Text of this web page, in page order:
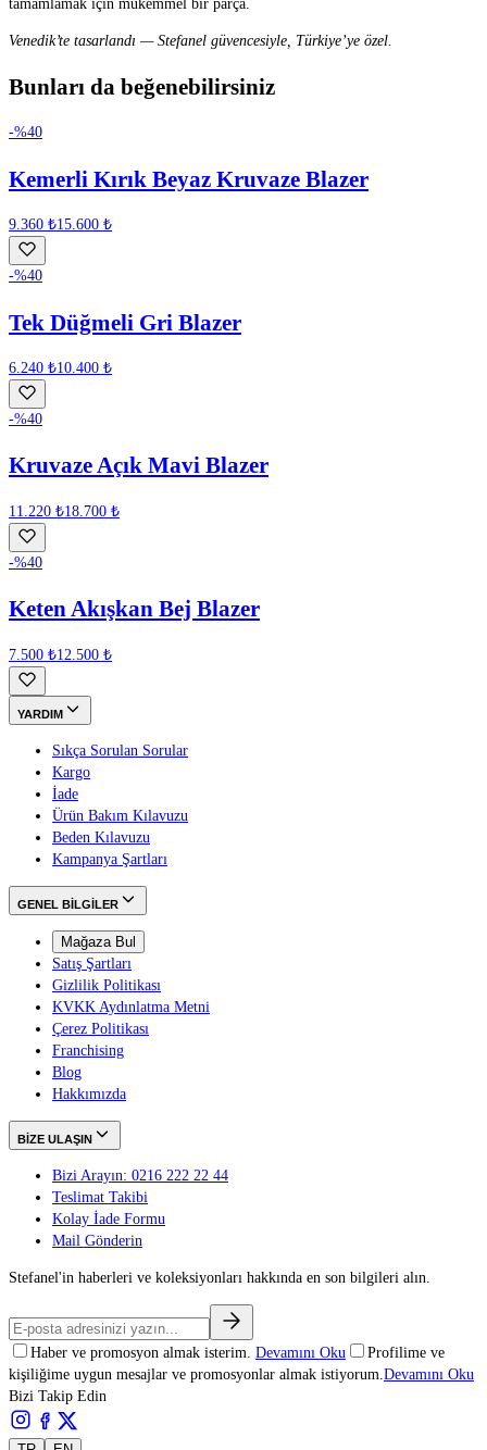
tamamlamak için mükemmel bir parça.
Venedik’te tasarlandı — Stefanel güvencesiyle, Türkiye’ye özel.
Bunları da beğenebilirsiniz
-%40
Kemerli Kırık Beyaz Kruvaze Blazer
9.360 ₺15.600 ₺
-%40
Tek Düğmeli Gri Blazer
6.240 ₺10.400 ₺
-%40
Kruvaze Açık Mavi Blazer
11.220 ₺18.700 ₺
-%40
Keten Akışkan Bej Blazer
7.500 ₺12.500 ₺
YARDIM
Sıkça Sorulan Sorular
Kargo
İade
Ürün Bakım Kılavuzu
Beden Kılavuzu
Kampanya Şartları
GENEL BİLGİLER
Mağaza Bul
Satış Şartları
Gizlilik Politikası
KVKK Aydınlatma Metni
Çerez Politikası
Franchising
Blog
Hakkımızda
BİZE ULAŞIN
Bizi Arayın: 0216 222 22 44
Teslimat Takibi
Kolay İade Formu
Mail Gönderin
Stefanel'in haberleri ve koleksiyonları hakkında en son bilgileri alın.
Haber ve promosyon almak isterim. Devamını Oku
Profilime ve
kişiliğime uygun mesajlar ve promosyonlar almak istiyorum. Devamını Oku
Bizi Takip Edin